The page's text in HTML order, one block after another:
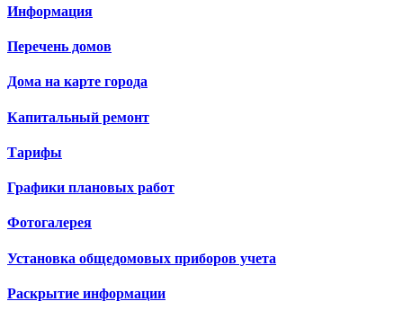
Информация
Перечень домов
Дома на карте города
Капитальный ремонт
Тарифы
Графики плановых работ
Фотогалерея
Установка общедомовых приборов учета
Раскрытие информации